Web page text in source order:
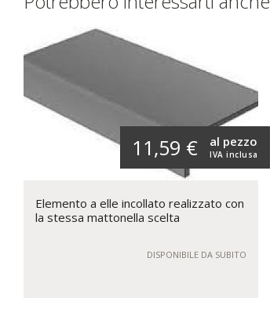
11,59 € IVA inclusa
al pezzo
Elemento a elle incollato realizzato con
la stessa mattonella scelta
DISPONIBILE DA SUBITO